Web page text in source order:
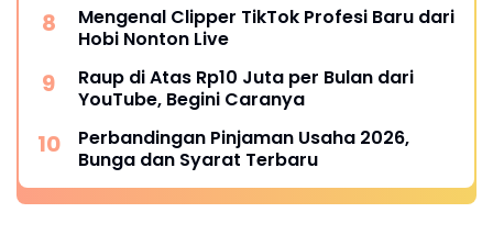
Mengenal Clipper TikTok Profesi Baru dari
Hobi Nonton Live
Raup di Atas Rp10 Juta per Bulan dari
YouTube, Begini Caranya
Perbandingan Pinjaman Usaha 2026,
Bunga dan Syarat Terbaru